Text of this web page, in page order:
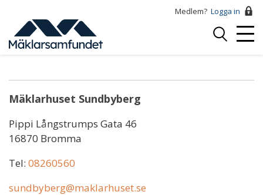
huvudinnehåll
Medlem? Logga in
Logga
Marcus Nilsson
Mäklarhuset Sundbyberg
Pippi Långstrumps Gata 46
16870 Bromma
Tel: 08260560
sundbyberg@maklarhuset.se